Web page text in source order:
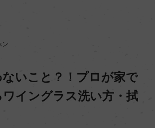
ン
いこと？！プロが家で
イングラス洗い方・拭